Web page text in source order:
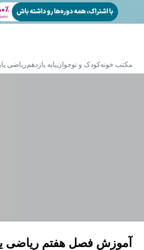
مکتب خونهکودک و نوجوانپایه یازدهمریاضی
آموزش فصل هفتم ریاضی